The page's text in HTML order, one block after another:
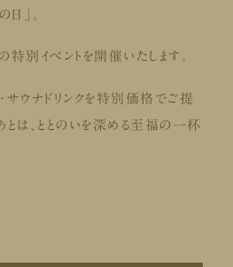
」。
特別イベントを開催いたします。
サウナドリンクを特別価格でご提
とは、ととのいを深める至福の一杯